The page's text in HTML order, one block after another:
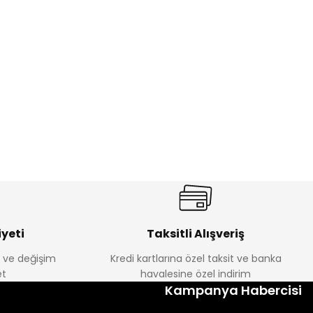
Melra Kız Çocuk Kot Pantolon
%22
Koren Kız Çocuk ve Bebek Tayt
ve değişim
Taksitli Alışveriş
Kredi kartlarına özel taksit ve banka
havalesine özel indirim
Kampanya Habercisi